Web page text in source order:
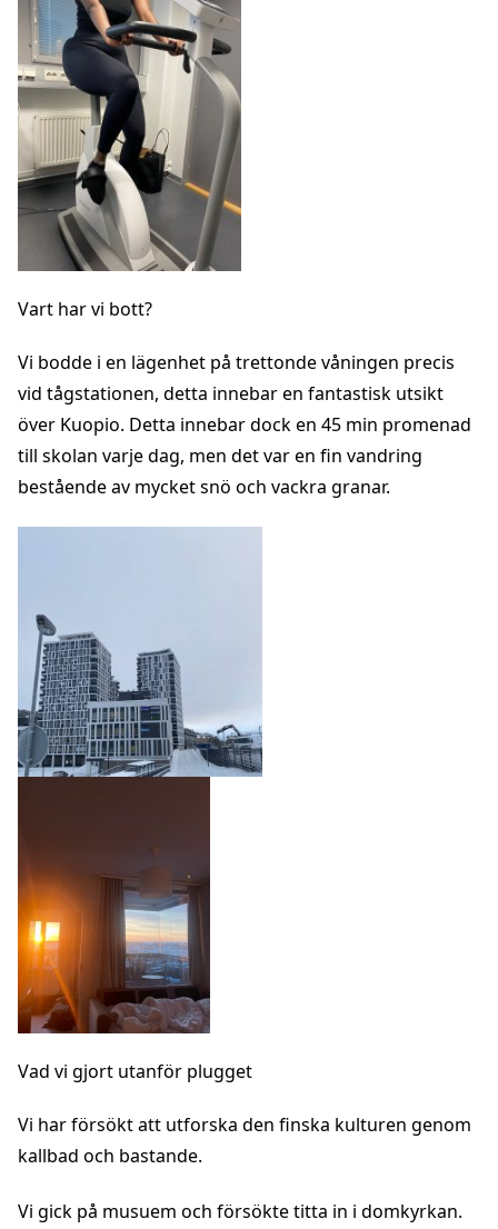
Vart har vi bott?
Vi bodde i en lägenhet på trettonde våningen precis
vid tågstationen, detta innebar en fantastisk utsikt
över Kuopio. Detta innebar dock en 45 min promenad
till skolan varje dag, men det var en fin vandring
bestående av mycket snö och vackra granar.
Vad vi gjort utanför plugget
Vi har försökt att utforska den finska kulturen genom
kallbad och bastande.
Vi gick på musuem och försökte titta in i domkyrkan.